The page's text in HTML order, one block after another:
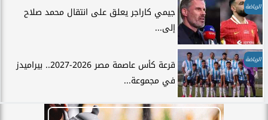
الرياضة
جيمي كاراجر يعلق على انتقال محمد صلاح
إلى...
الرياضة
قرعة كأس عاصمة مصر 2026-2027.. بيراميدز
في مجموعة...